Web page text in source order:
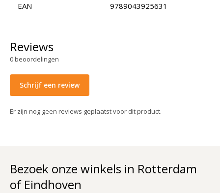
EAN 9789043925631
Reviews
0beoordelingen
Schrijf een review
Er zijn nog geen reviews geplaatst voor dit product.
Bezoek onze winkels in Rotterdam
of Eindhoven